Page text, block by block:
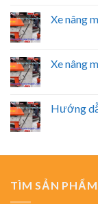
Xe nâng
Xe nâng
Hướng
TÌM SẢN